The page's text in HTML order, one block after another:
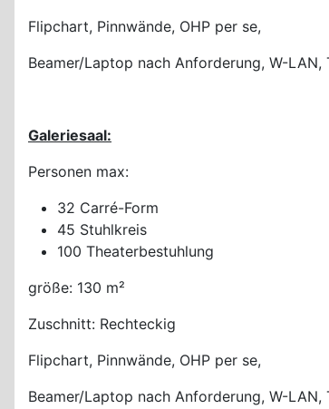
Flipchart, Pinnwände, OHP per se,
Beamer/Laptop nach Anforderung, W-LAN,
Galeriesaal:
Personen max:
32 Carré-Form
45 Stuhlkreis
100 Theaterbestuhlung
größe: 130 m²
Zuschnitt: Rechteckig
Flipchart, Pinnwände, OHP per se,
Beamer/Laptop nach Anforderung, W-LAN,